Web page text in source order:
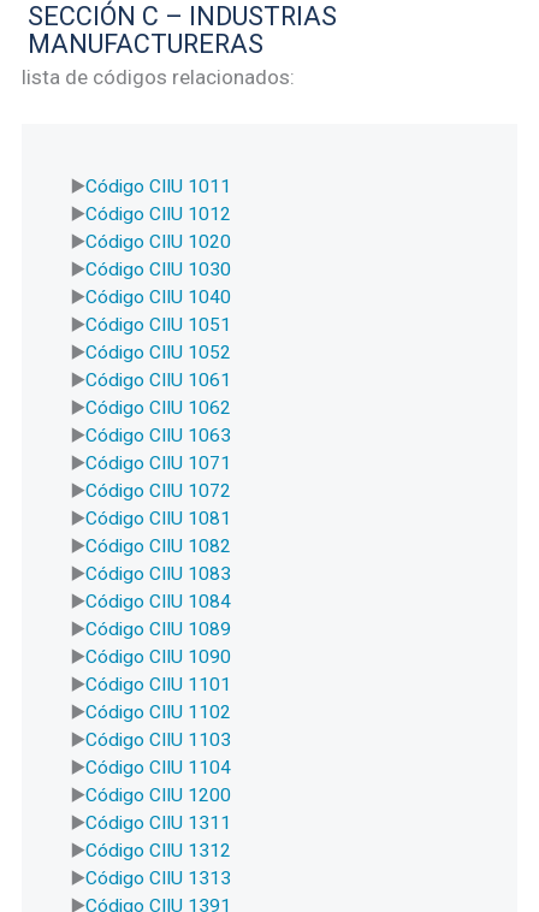
SECCIÓN C – INDUSTRIAS
MANUFACTURERAS
lista de códigos relacionados:
Código CIIU 1011
Código CIIU 1012
Código CIIU 1020
Código CIIU 1030
Código CIIU 1040
Código CIIU 1051
Código CIIU 1052
Código CIIU 1061
Código CIIU 1062
Código CIIU 1063
Código CIIU 1071
Código CIIU 1072
Código CIIU 1081
Código CIIU 1082
Código CIIU 1083
Código CIIU 1084
Código CIIU 1089
Código CIIU 1090
Código CIIU 1101
Código CIIU 1102
Código CIIU 1103
Código CIIU 1104
Código CIIU 1200
Código CIIU 1311
Código CIIU 1312
Código CIIU 1313
Código CIIU 1391